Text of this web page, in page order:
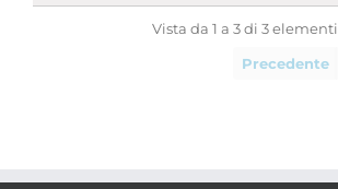
Vista da 1 a 3 di 3 elementi
Precedente